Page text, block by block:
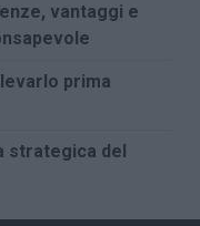
vantaggi e
prima
strategica del